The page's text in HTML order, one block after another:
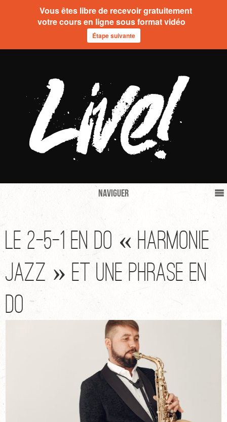
Naviguer
Le 2-5-1 en DO « harmonie
jazz » et une phrase en
DO
Vous êtes libre de recevoir gratuitement
votre cours en ligne sous format vidéo
Étape suivante